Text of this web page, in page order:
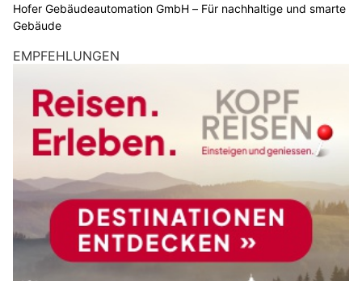
Hofer Gebäudeautomation GmbH – Für nachhaltige und smarte
Gebäude
EMPFEHLUNGEN